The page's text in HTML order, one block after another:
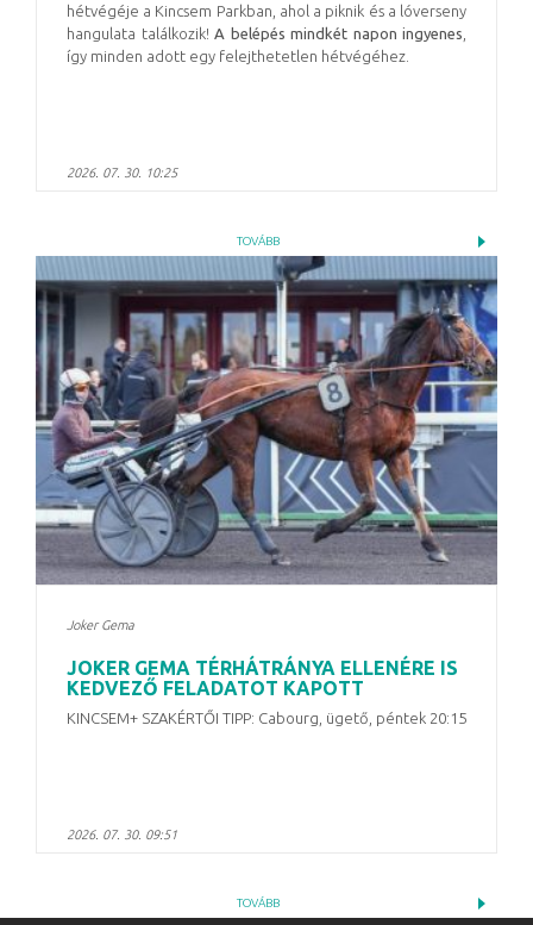
hétvégéje a Kincsem Parkban, ahol a piknik és a lóverseny
hangulata találkozik! A belépés mindkét napon ingyenes
így minden adott egy felejthetetlen hétvégéhez.
2026. 07. 30. 10:25
TOVÁBB
Joker Gema
JOKER GEMA TÉRHÁTRÁNYA ELLENÉRE IS
KEDVEZŐ FELADATOT KAPOTT
KINCSEM+ SZAKÉRTŐI TIPP: Cabourg, ügető, péntek 20:15
2026. 07. 30. 09:51
TOVÁBB